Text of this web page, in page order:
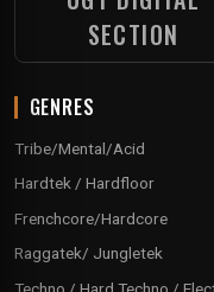
SECTION
GENRES
Tribe/Mental/Acid
Hardtek / Hardfloor
Frenchcore/Hardcore
Raggatek/ Jungletek
Techno / Hard Techno /